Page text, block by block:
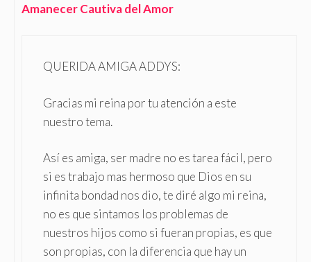
Amanecer Cautiva del Amor
QUERIDA AMIGA ADDYS:
Gracias mi reina por tu atención a este
nuestro tema.
Así es amiga, ser madre no es tarea fácil, pero
si es trabajo mas hermoso que Dios en su
infinita bondad nos dio, te diré algo mi reina,
no es que sintamos los problemas de
nuestros hijos como si fueran propias, es que
son propias, con la diferencia que hay un